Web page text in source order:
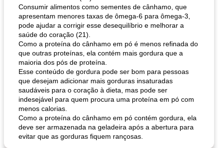
Consumir alimentos como sementes de cânhamo, que
apresentam menores taxas de ômega-6 para ômega-3,
pode ajudar a corrigir esse desequilíbrio e melhorar a
saúde do coração (21).
Como a proteína do cânhamo em pó é menos refinada do
que outras proteínas, ela contém mais gordura que a
maioria dos pós de proteína.
Esse conteúdo de gordura pode ser bom para pessoas
que desejam adicionar mais gorduras insaturadas
saudáveis ​​para o coração à dieta, mas pode ser
indesejável para quem procura uma proteína em pó com
menos calorias.
Como a proteína do cânhamo em pó contém gordura, ela
deve ser armazenada na geladeira após a abertura para
evitar que as gorduras fiquem rançosas.